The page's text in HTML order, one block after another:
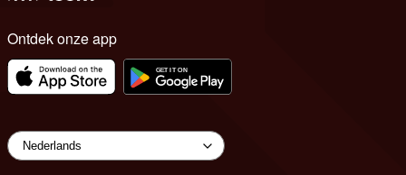
Ontdek onze app